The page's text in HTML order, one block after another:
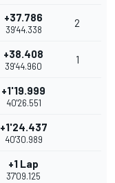
+37.786
39'44.338
2
+38.408
39'44.960
1
+1'19.999
40'26.551
+1'24.437
40'30.989
+1 Lap
37'09.125